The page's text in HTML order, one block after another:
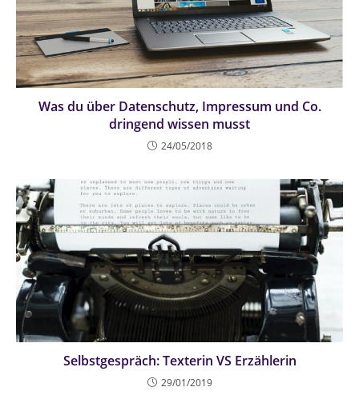
Was du über Datenschutz, Impressum und Co.
dringend wissen musst
24/05/2018
Selbstgespräch: Texterin VS Erzählerin
29/01/2019